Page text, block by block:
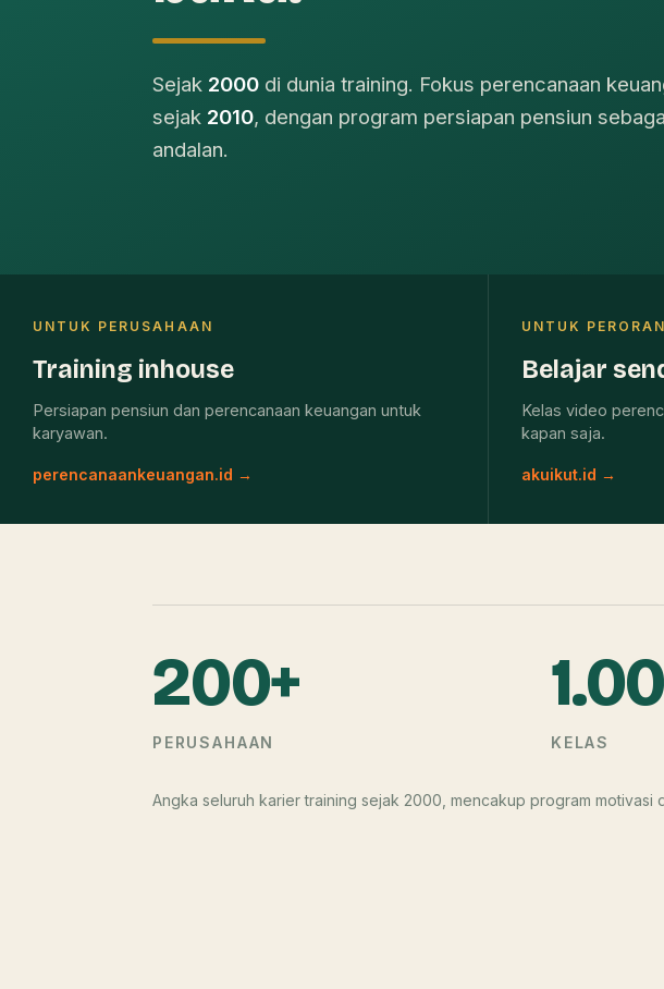
Sejak 2000 di dunia training. Fokus perencanaan
sejak 2010, dengan program persiapan pensiun
andalan.
UNTUK PERUSAHAAN
Training inhouse
Persiapan pensiun dan perencanaan keuangan untuk
karyawan.
perencanaankeuangan.id →
UNTUK
Belajar
Kelas video
kapan saja.
akuikut.id →
200+
PERUSAHAAN KELAS
Angka seluruh karier training sejak 2000, mencakup program